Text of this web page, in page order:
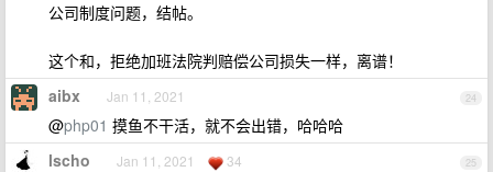
公司制度问题，结帖。
这个和，拒绝加班法院判赔偿公司损失一样，离谱！
24
aibx Jan 11, 2021
@php01 摸鱼不干活，就不会出错，哈哈哈
25
lscho Jan 11, 2021 34